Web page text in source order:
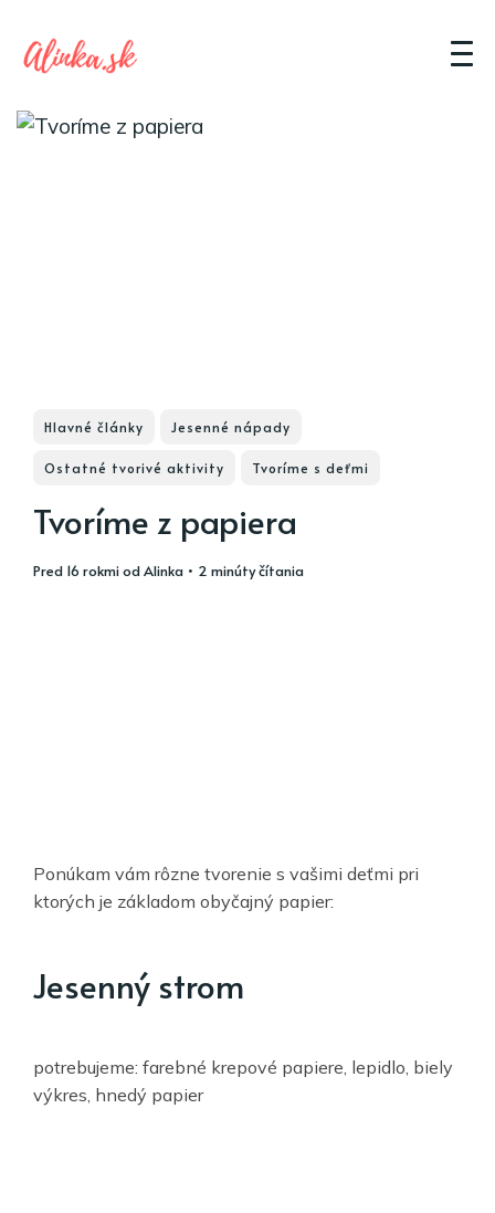
Hlavné články Jesenné nápady
Ostatné tvorivé aktivity Tvoríme s deťmi
Tvoríme z papiera
pred 16 rokmiodAlinka • 2 minúty čítania
Ponúkam vám rôzne tvorenie s vašimi deťmi pri
ktorých je základom obyčajný papier:
Jesenný strom
potrebujeme: farebné krepové papiere, lepidlo, biely
výkres, hnedý papier